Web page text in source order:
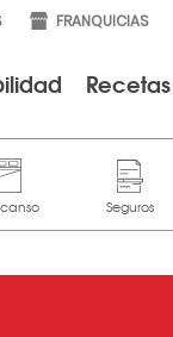
FRANQUICIAS
Recetas